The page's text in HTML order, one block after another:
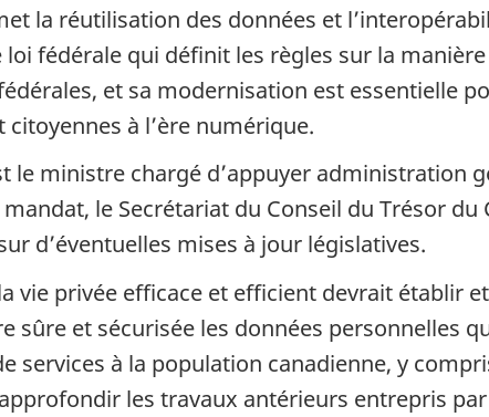
la réutilisation des données et
loi fédérale qui définit les règles sur la
et sa modernisation est essentielle
à l’ère numérique.
le ministre chargé d’appuyer administration
le Secrétariat du Conseil du Trésor du
d’éventuelles mises à jour législatives.
vie privée efficace et efficient devrait établir
sûre et sécurisée les données personnelles
services à la population canadienne, y
les travaux antérieurs entrepris